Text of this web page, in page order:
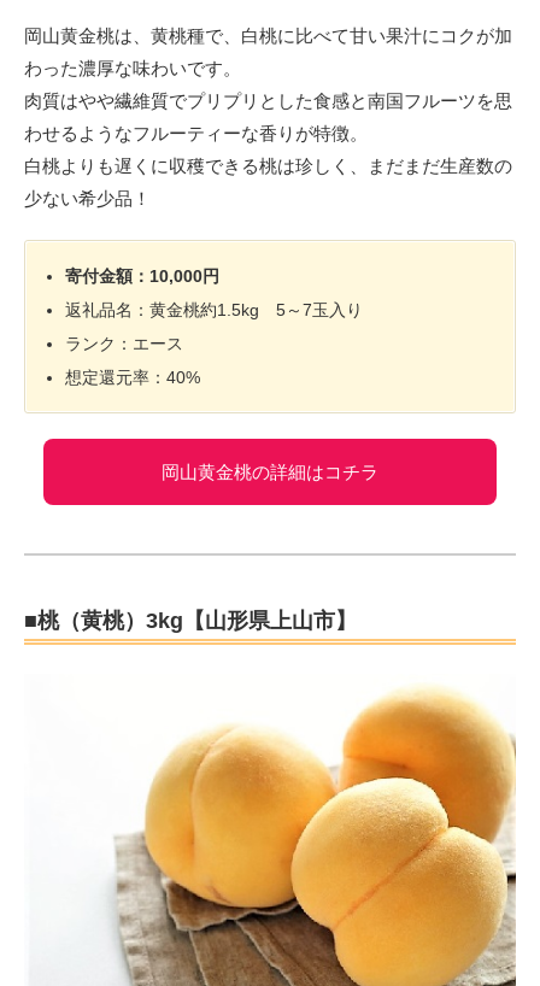
岡山黄金桃は、黄桃種で、白桃に比べて甘い果汁にコクが加
わった濃厚な味わいです。
肉質はやや繊維質でプリプリとした食感と南国フルーツを思
わせるようなフルーティーな香りが特徴。
白桃よりも遅くに収穫できる桃は珍しく、まだまだ生産数の
少ない希少品！
寄付金額：10,000円
返礼品名：黄金桃約1.5kg 5～7玉入り
ランク：エース
想定還元率：40%
岡山黄金桃の詳細はコチラ
■桃（黄桃）3kg【山形県上山市】